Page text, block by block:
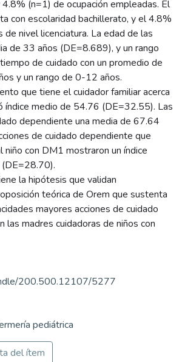
(n=1) de ocupación empleadas. El
con escolaridad bachillerato, y el 4.8%
nivel licenciatura. La edad de las
de 33 años (DE=8.689), y un rango
de cuidado con un promedio de
y un rango de 0-12 años.
que tiene el cuidador familiar acerca
índice medio de 54.76 (DE=32.55). Las
dependiente una media de 67.64
de cuidado dependiente que
niño con DM1 mostraron un índice
la hipótesis que validan
teórica de Orem que sustenta
mayores acciones de cuidado
las madres cuidadoras de niños con
200.500.12107/5277
pediátrica
del ítem